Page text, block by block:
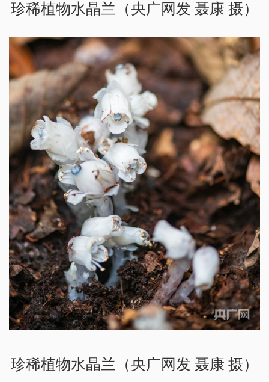
珍稀植物水晶兰（央广网发 聂康 摄）
珍稀植物水晶兰（央广网发 聂康 摄）